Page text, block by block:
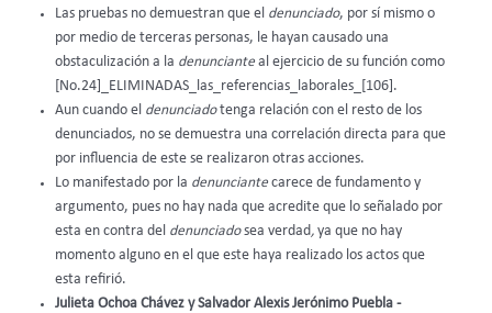
Las pruebas no demuestran que el denunciado, por sí mismo o
por medio de terceras personas, le hayan causado una
obstaculización a la denuncianteal ejercicio de su función como
[No.24]_ELIMINADAS_las_referencias_laborales_[106].
Aun cuando el denunciadotenga relación con el resto de los
denunciados, no se demuestra una correlación directa para que
por influencia de este se realizaron otras acciones.
Lo manifestado por la denunciantecarece de fundamento y
argumento, pues no hay nada que acredite que lo señalado por
esta en contra del denunciadosea verdad, ya que no hay
momento alguno en el que este haya realizado los actos que
esta refirió.
Julieta Ochoa Chávez y Salvador Alexis Jerónimo Puebla -